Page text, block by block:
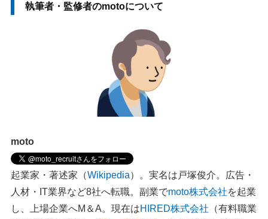
執筆者・監修者のmotoについて
moto
起業家・著述家（Wikipedia）。実名は戸塚俊介。広告・
人材・IT業界など8社へ転職。副業でmoto株式会社を起業
し、上場企業へM＆A。現在はHIRED株式会社 （有料職業